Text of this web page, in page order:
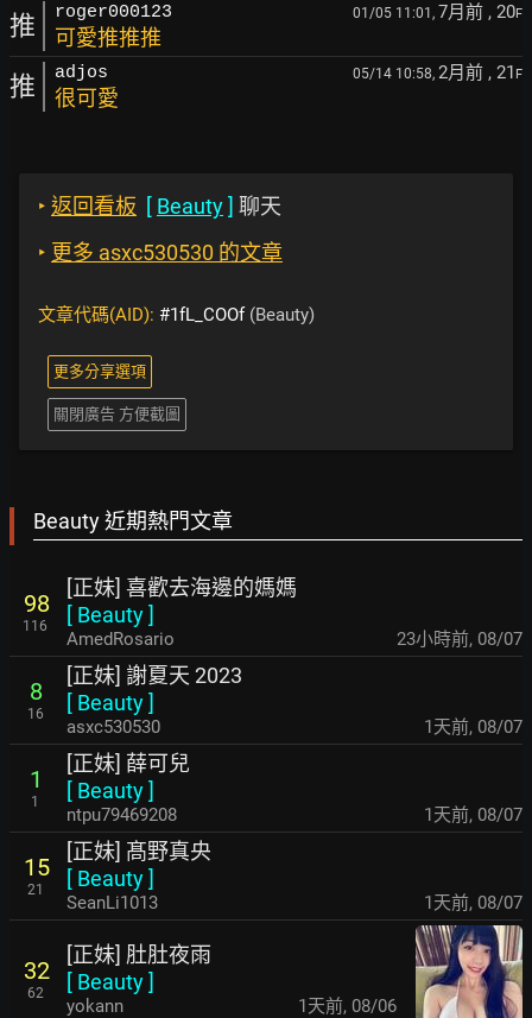
推 roger000123 01/05 11:01, 7月前 , 20F
可愛推推推
推 adjos 05/14 10:58, 2月前 , 21 F
很可愛
‣ 返回看板 [ Beauty] 聊天
‣ 更多 asxc530530 的文章
文章代碼(AID): #1fL_COOf(Beauty)
更多分享選項
關閉廣告 方便截圖
Beauty 近期熱門文章
98
116
[正妹] 喜歡去海邊的媽媽
[ Beauty]
AmedRosario 23小時前, 08/07
8
16
[正妹] 謝夏天 2023
[ Beauty]
asxc530530 1天前, 08/07
1
1
[正妹] 薛可兒
[ Beauty]
ntpu79469208 1天前, 08/07
15
21
[正妹] 髙野真央
[ Beauty]
SeanLi1013 1天前, 08/07
32
62
[正妹] 肚肚夜雨
[ Beauty]
yokann 1天前, 08/06